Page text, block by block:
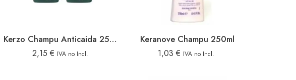
Kerzo Champu Anticaida 250ml Normal
2,15 € IVA no Incl.
Keranove Champu 250ml
1,03 € IVA no Incl.